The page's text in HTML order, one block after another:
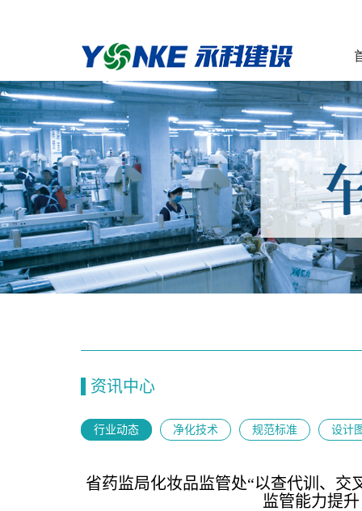
资讯中心
行业动态 净化技术 规范标准 设计
省药监局化妆品监管处“以查代训、交
监管能力提升